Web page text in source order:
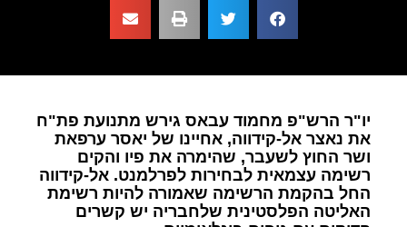
יו"ר הרש"פ מחמוד עבאס גירש מתנועת פת"ח
את נאצר אל-קידווה, אחיינו של יאסר ערפאת
ושר החוץ לשעבר, שהימרה את פיו והקים
רשימה עצמאית לבחירות לפרלמנט. אל-קידווה
החל בהקמת הרשימה שאמורה להיות רשימת
האליטה הפלסטינית שלחבריה יש קשרים